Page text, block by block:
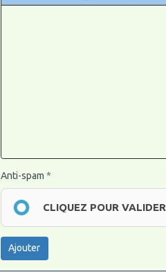
Anti-spam
CLIQUEZ POUR VALIDER
Ajouter